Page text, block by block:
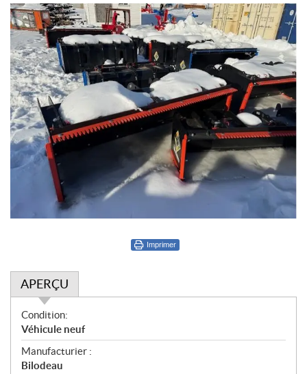
Imprimer
APERÇU
A
p
e
r
Condition:
Véhicule neuf
Manufacturier :
Bilodeau